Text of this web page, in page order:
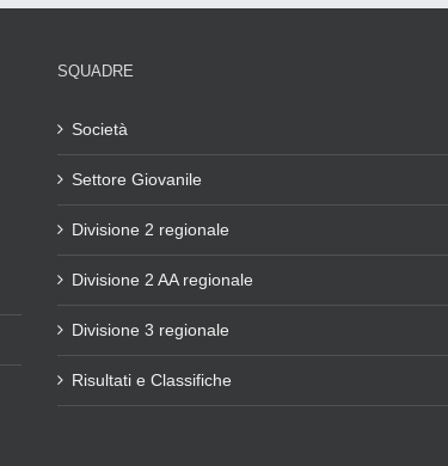
SQUADRE
Società
Settore Giovanile
Divisione 2 regionale
Divisione 2 AA regionale
Divisione 3 regionale
Risultati e Classifiche